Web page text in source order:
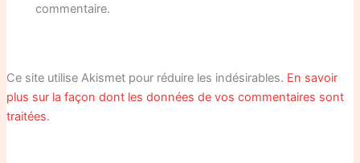
commentaire.
Ce site utilise Akismet pour réduire les indésirables. En savoir
plus sur la façon dont les données de vos commentaires sont
traitées.